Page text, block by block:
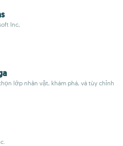
Inc,
lớp nhân vật, khám phá, và tùy chỉnh